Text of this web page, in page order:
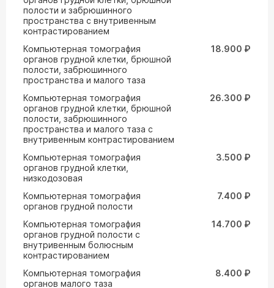
полости и забрюшинного
пространства с внутривенным
контрастированием
Компьютерная томография
органов грудной клетки, брюшной
полости, забрюшинного
пространства и малого таза
18.900 ₽
Компьютерная томография
органов грудной клетки, брюшной
полости, забрюшинного
пространства и малого таза с
внутривенным контрастированием
26.300 ₽
Компьютерная томография
органов грудной клетки,
низкодозовая
3.500 ₽
Компьютерная томография
органов грудной полости
7.400 ₽
Компьютерная томография
органов грудной полости с
внутривенным болюсным
контрастированием
14.700 ₽
Компьютерная томография
органов малого таза
8.400 ₽